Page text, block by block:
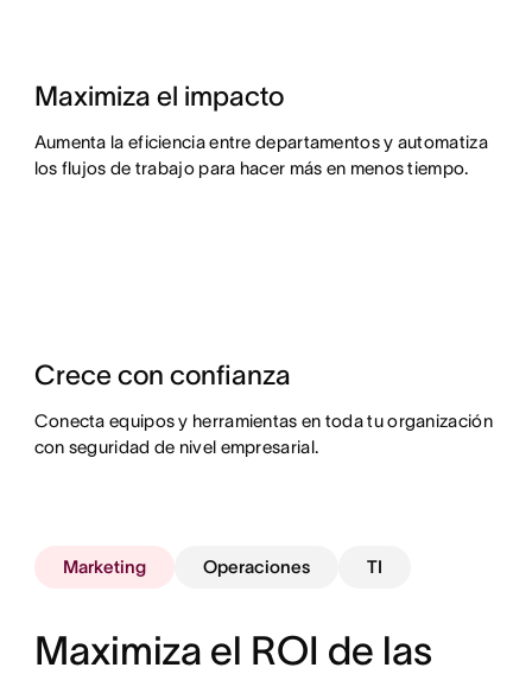
Maximiza el impacto
Aumenta la eficiencia entre departamentos y automatiza
los flujos de trabajo para hacer más en menos tiempo.
Crece con confianza
Conecta equipos y herramientas en toda tu organización
con seguridad de nivel empresarial.
Marketing Operaciones TI
Maximiza el ROI de las